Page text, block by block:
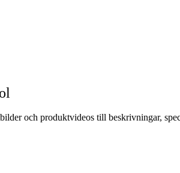
och produktvideos till beskrivningar,